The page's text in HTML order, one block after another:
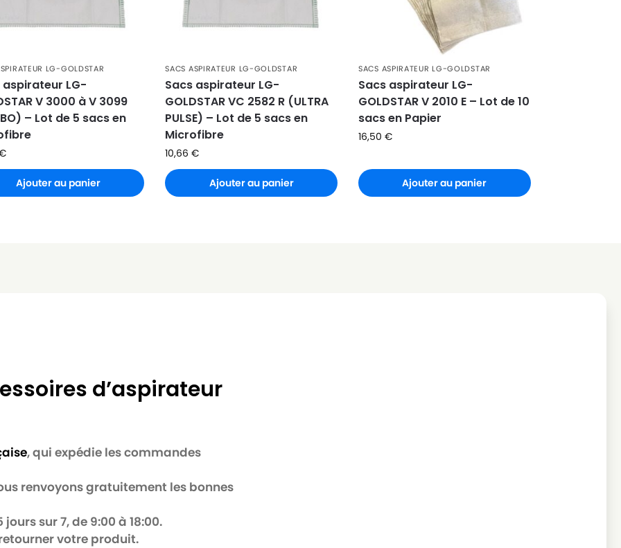
LG-GOLDSTAR
aspirateur LG-
V 3000 à V 3099
– Lot de 5 sacs en
Ajouter au panier
SACS ASPIRATEUR LG-GOLDSTAR
Sacs aspirateur LG-
GOLDSTAR VC 2582 R (ULTRA
PULSE) – Lot de 5 sacs en
Microfibre
10,66€
Ajouter au panier
SACS ASPIRATEUR LG-GOLDSTAR
Sacs aspirateur LG-
GOLDSTAR V 2010 E – Lot de 10
sacs en Papier
16,50€
Ajouter au panier
d’aspirateur
, qui expédie les commandes
renvoyons gratuitement les bonnes
sur 7, de 9:00 à 18:00.
votre produit.